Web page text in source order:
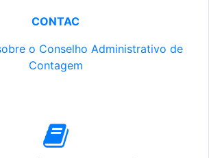
CONTAC
o Conselho Administrativo de
Contagem